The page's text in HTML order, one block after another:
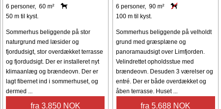
6 personer, 60 m²
50 m til kyst.
Sommerhus beliggende på stor
naturgrund med læsider og
fjordudsigt, stor overdækket terrasse
og fjordudsigt. Der er installeret nyt
klimaanlæg og brændeovn. Der er
lagt fibernet ind i sommerhuset, og
dermed ...
fra 3.850 NOK
6 personer, 90 m²
100 m til kyst.
Sommerhus beliggende på velholdt
grund med græsplæne og
panoramaudsigt over Limfjorden.
Velindrettet opholdsstue med
brændeovn. Desuden 3 værelser og
entré. Der er både overdækket og
åben terrasse. Huset ...
fra 5.688 NOK